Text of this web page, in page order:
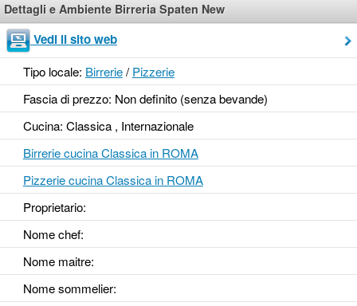
Dettagli e Ambiente Birreria Spaten New
Vedi il sito web
Tipo locale: Birrerie/Pizzerie
Fascia di prezzo: Non definito (senza bevande)
Cucina: Classica , Internazionale
Birrerie cucina Classica in ROMA
Pizzerie cucina Classica in ROMA
Proprietario:
Nome chef:
Nome maitre:
Nome sommelier: